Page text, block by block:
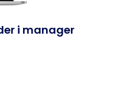
i manager